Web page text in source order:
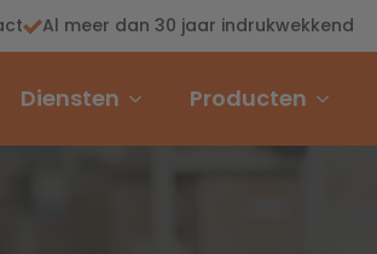
Al meer dan 30 jaar indrukwekkend
Diensten Producten